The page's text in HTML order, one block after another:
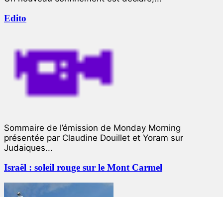
Edito
Sommaire de l’émission de Monday Morning
présentée par Claudine Douillet et Yoram sur
Judaiques...
Israël : soleil rouge sur le Mont Carmel